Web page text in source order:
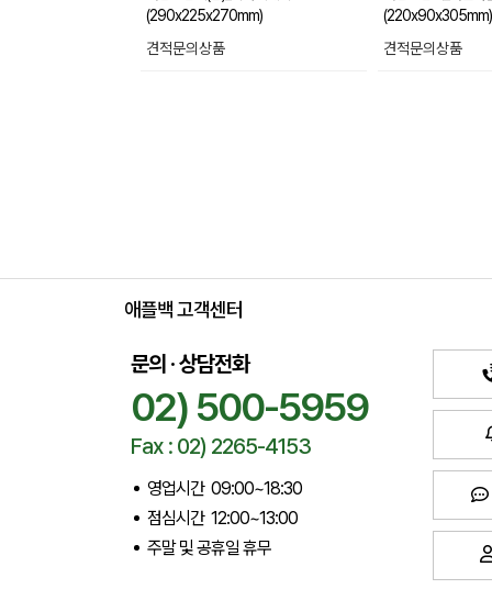
(290x225x270mm)
견적문의상품
(220x90x305mm)
견적문의상품
애플백 고객센터
문의 · 상담전화
02) 500-5959
Fax : 02) 2265-4153
영업시간 09:00~18:30
점심시간 12:00~13:00
주말 및 공휴일 휴무